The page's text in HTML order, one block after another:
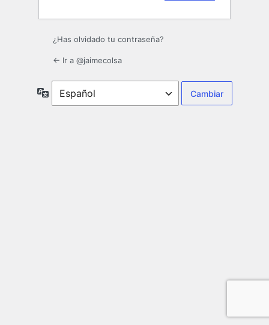
¿Has olvidado tu contraseña?
← Ir a @jaimecolsa
Idioma